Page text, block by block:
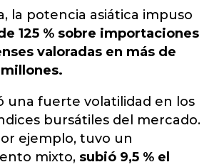
la potencia asiática impuso
125 % sobre importaciones
valoradas en más de
una fuerte volatilidad en los
bursátiles del mercado.
ejemplo, tuvo un
mixto, subió 9,5 % el